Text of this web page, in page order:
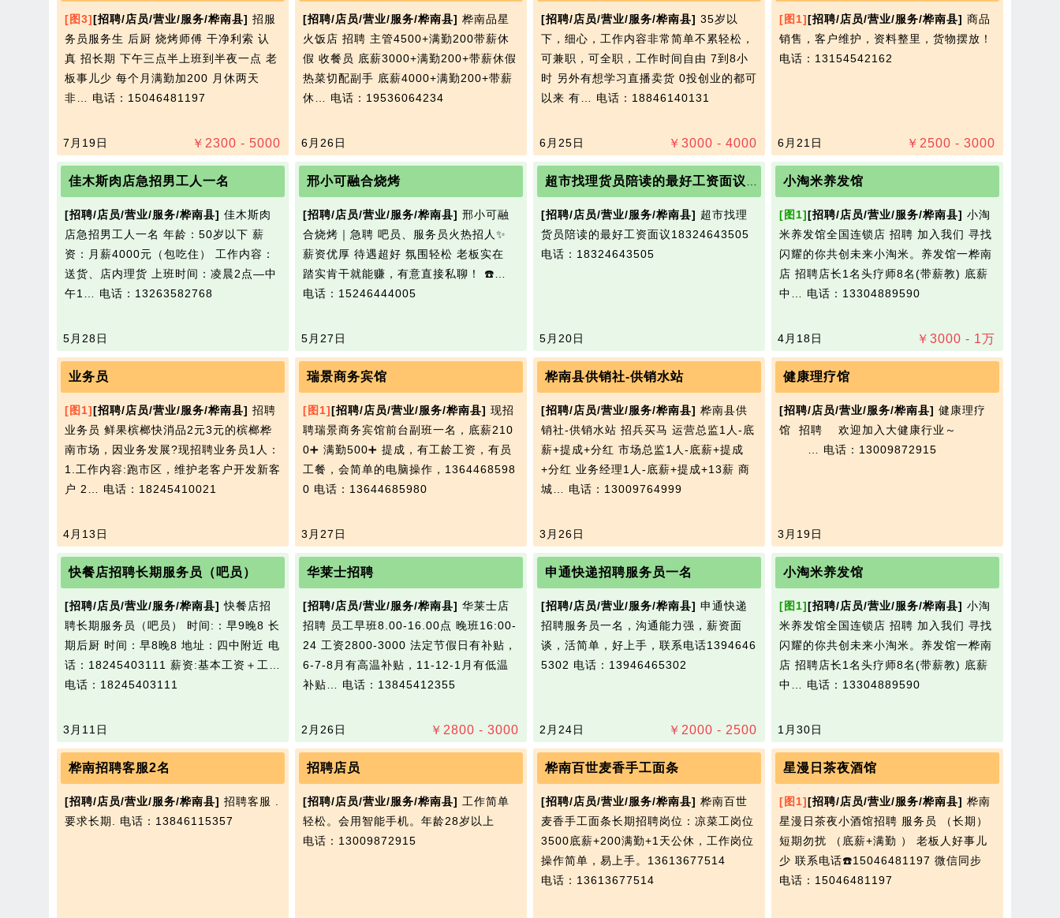
[图3][招聘/店员/营业/服务/桦南县] 招服
务员服务生 后厨 烧烤师傅 干净利索 认
真 招长期 下午三点半上班到半夜一点 老
板事儿少 每个月满勤加200 月休两天
非… 电话：15046481197
￥ 2300 - 5000
7月19日
[招聘/店员/营业/服务/桦南县] 桦南品星
火饭店 招聘 主管4500+满勤200带薪休
假 收餐员 底薪3000+满勤200+带薪休假
热菜切配副手 底薪4000+满勤200+带薪
休… 电话：19536064234
6月26日
[招聘/店员/营业/服务/桦南县] 35岁以
下，细心，工作内容非常简单不累轻松，
可兼职，可全职，工作时间自由 7到8小
时 另外有想学习直播卖货 0投创业的都可
以来 有… 电话：18846140131
￥ 3000 - 4000
6月25日
[图1][招聘/店员/营业/服务/桦南县] 商品
销售，客户维护，资料整里，货物摆放！
电话：13154542162
￥ 2500 - 3000
6月21日
佳木斯肉店急招男工人一名
[招聘/店员/营业/服务/桦南县] 佳木斯肉
店急招男工人一名 年龄：50岁以下 薪
资：月薪4000元（包吃住） 工作内容：
送货、店内理货 上班时间：凌晨2点—中
午1… 电话：13263582768
5月28日
邢小可融合烧烤
[招聘/店员/营业/服务/桦南县] 邢小可融
合烧烤｜急聘 吧员、服务员火热招人✨
薪资优厚 待遇超好 氛围轻松 老板实在
踏实肯干就能赚，有意直接私聊！ ☎️…
电话：15246444005
5月27日
[招聘/店员/营业/服务/桦南县] 超市找理
货员陪读的最好工资面议18324643505
电话：18324643505
5月20日
小淘米养发馆
[图1][招聘/店员/营业/服务/桦南县] 小淘
米养发馆全国连锁店 招聘 加入我们 寻找
闪耀的你共创未来小淘米。养发馆一桦南
店 招聘店长1名头疗师8名(带薪教) 底薪
中… 电话：13304889590
￥ 3000 - 1万
4月18日
业务员
[图1][招聘/店员/营业/服务/桦南县] 招聘
业务员 鲜果槟榔快消品2元3元的槟榔桦
南市场，因业务发展?现招聘业务员1人：
1.工作内容:跑市区，维护老客户开发新客
户 2… 电话：18245410021
4月13日
瑞景商务宾馆
[图1][招聘/店员/营业/服务/桦南县] 现招
聘瑞景商务宾馆前台副班一名，底薪210
0➕ 满勤500➕ 提成，有工龄工资，有员
工餐，会简单的电脑操作，1364468598
0 电话：13644685980
3月27日
桦南县供销社-供销水站
[招聘/店员/营业/服务/桦南县] 桦南县供
销社-供销水站 招兵买马 运营总监1人-底
薪+提成+分红 市场总监1人-底薪+提成
+分红 业务经理1人-底薪+提成+13薪 商
城… 电话：13009764999
3月26日
健康理疗馆
[招聘/店员/营业/服务/桦南县] 健康理疗
馆 招聘 欢迎加入大健康行业～
电话：13009872915
3月19日
快餐店招聘长期服务员（吧员）
[招聘/店员/营业/服务/桦南县] 快餐店招
聘长期服务员（吧员） 时间:：早9晚8 长
期后厨 时间：早8晚8 地址：四中附近 电
话：18245403111 薪资:基本工资＋工…
电话：18245403111
3月11日
华莱士招聘
[招聘/店员/营业/服务/桦南县] 华莱士店
招聘 员工早班8.00-16.00点 晚班16:00-
24 工资2800-3000 法定节假日有补贴，
6-7-8月有高温补贴，11-12-1月有低温
补贴… 电话：13845412355
￥ 2800 - 3000
2月26日
申通快递招聘服务员一名
[招聘/店员/营业/服务/桦南县] 申通快递
招聘服务员一名，沟通能力强，薪资面
谈，活简单，好上手，联系电话1394646
5302 电话：13946465302
￥ 2000 - 2500
2月24日
小淘米养发馆
[图1][招聘/店员/营业/服务/桦南县] 小淘
米养发馆全国连锁店 招聘 加入我们 寻找
闪耀的你共创未来小淘米。养发馆一桦南
店 招聘店长1名头疗师8名(带薪教) 底薪
中… 电话：13304889590
1月30日
桦南招聘客服2名
[招聘/店员/营业/服务/桦南县] 招聘客服 .
要求长期. 电话：13846115357
招聘店员
[招聘/店员/营业/服务/桦南县] 工作简单
轻松。会用智能手机。年龄28岁以上
电话：13009872915
桦南百世麦香手工面条
[招聘/店员/营业/服务/桦南县] 桦南百世
麦香手工面条长期招聘岗位：凉菜工岗位
3500底薪+200满勤+1天公休，工作岗位
操作简单，易上手。13613677514
电话：13613677514
星漫日茶夜酒馆
[图1][招聘/店员/营业/服务/桦南县] 桦南
星漫日茶夜小酒馆招聘 服务员 （长期）
短期勿扰 （底薪+满勤 ） 老板人好事儿
少 联系电话☎️15046481197 微信同步
电话：15046481197